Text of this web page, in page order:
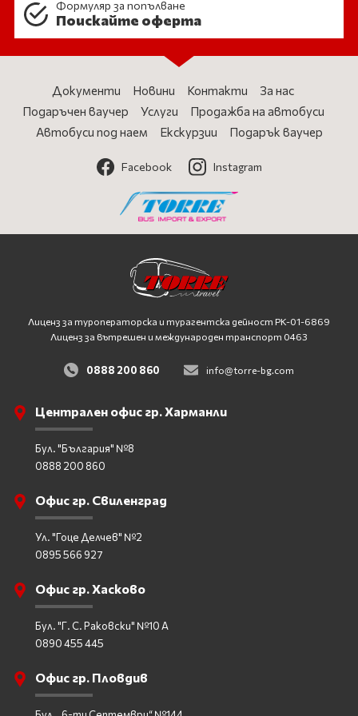
Формуляр за попълване
Поискайте оферта
Документи Новини Контакти
За нас
Подаръчен ваучер
Услуги
Продажба на автобуси
Автобуси под наем
Екскурзии Подарък ваучер
Facebook Instagram
Лиценз за туроператорска и турагентска дейност PK-01-6869
Лиценз за вътрешен и международен транспорт 0463
0888 200 860 info@torre-bg.com
Централен офис гр. Харманли
Бул. "България" №8
0888 200 860
Офис гр. Свиленград
Ул. "Гоце Делчев" №2
0895 566 927
Офис гр. Хасково
Бул. "Г. С. Раковски" №10 А
0890 455 445
Офис гр. Пловдив